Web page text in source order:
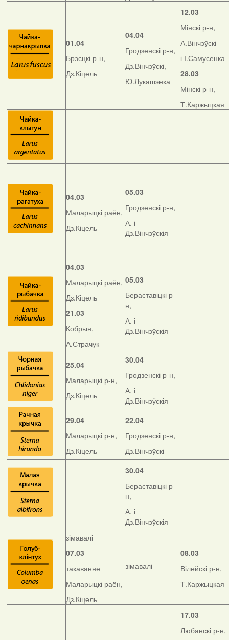
01.04
Брэсцкі р-н,
Дз.Кіцель
04.04
Гродзенскі р-н,
Дз.Вінчэўскі,
Ю.Лукашэнка
12.03
Мінскі р-н,
А.Вінчэўскі
і І.Самусенка
28.03
Мінскі р-н,
Т.Каржыцкая
04.03
Маларыцкі раён,
Дз.Кіцель
05.03
Гродзенскі р-н,
А. і
Дз.Вінчэўскія
04.03
Маларыцкі раён,
Дз.Кіцель
21.03
Кобрын,
А.Страчук
05.03
Бераставіцкі р-
н,
А. і
Дз.Вінчэўскія
25.04
Маларыцкі р-н,
Дз.Кіцель
30.04
Гродзенскі р-н,
А. і
Дз.Вінчэўскія
29.04
Маларыцкі р-н,
Дз.Кіцель
22.04
Гродзенскі р-н,
Дз.Вінчэўскі
30.04
Бераставіцкі р-
н,
А. і
Дз.Вінчэўскія
зімавалі
07.03
такаванне
Маларыцкі раён,
Дз.Кіцель
зімавалі
08.03
Вілейскі р-н,
Т.Каржыцкая
17.03
Любанскі р-н,